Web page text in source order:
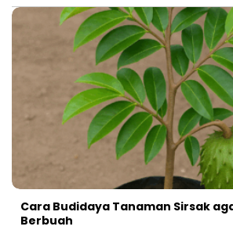
Cara Budidaya Tanaman Sirsak
Berbuah